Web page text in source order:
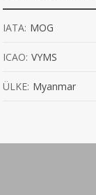
IATA: MOG
ICAO: VYMS
ÜLKE: Myanmar